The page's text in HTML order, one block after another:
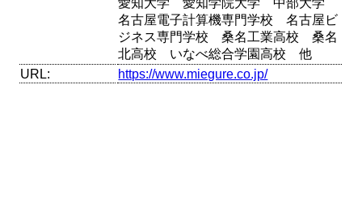
名古屋電子計算機専門学校 名古屋ビ
ジネス専門学校 桑名工業高校 桑名
北高校 いなべ総合学園高校 他
URL:
https://www.miegure.co.jp/